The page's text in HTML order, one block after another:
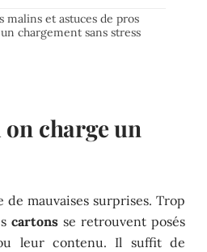
malins et astuces de pros
chargement sans stress
charge un
de mauvaises surprises. Trop
cartonsse retrouvent posés
leur contenu. Il suffit de